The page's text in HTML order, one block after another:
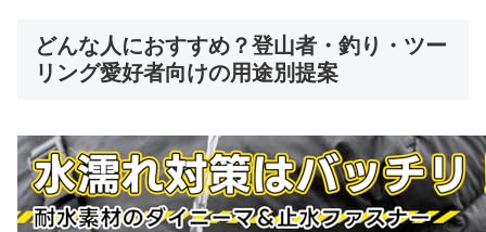
どんな人におすすめ？登山者・釣り・ツー
リング愛好者向けの用途別提案